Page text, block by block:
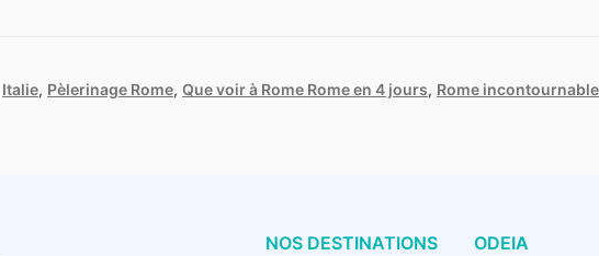
Italie, Pèlerinage Rome, Que voir à Rome Rome en 4 jours, Rome
NOS DESTINATIONS
ODEIA